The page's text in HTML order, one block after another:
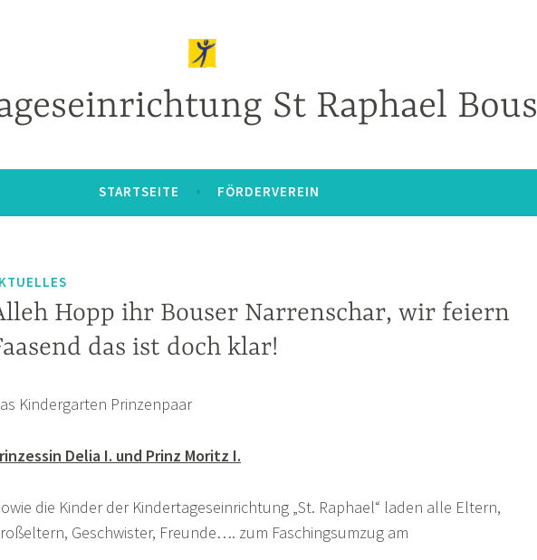
St Raphael Bous
STARTSEITE FÖRDERVEREIN
Hopp ihr Bouser Narrenschar, wir feiern
das ist doch klar!
Kindergarten Prinzenpaar
Delia I. und Prinz Moritz I.
die Kinder der Kindertageseinrichtung „St. Raphael“ laden alle Eltern,
Geschwister, Freunde…. zum Faschingsumzug am